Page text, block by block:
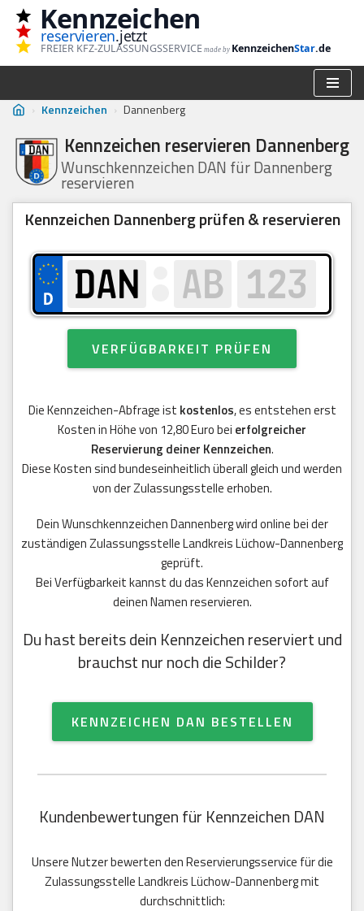
Zum
Inhalt
Kennzeichen
reservieren.jetzt
FREIER KFZ-ZULASSUNGSSERVICE made by KennzeichenStar.de
› Kennzeichen › Dannenberg
Kennzeichen reservieren Dannenberg
Wunschkennzeichen DAN für Dannenberg
reservieren
Kennzeichen Dannenberg prüfen & reservieren
VERFÜGBARKEIT PRÜFEN
Die Kennzeichen-Abfrage ist kostenlos, es entstehen erst
Kosten in Höhe von 12,80 Euro bei erfolgreicher
Reservierung deiner Kennzeichen.
Diese Kosten sind bundeseinheitlich überall gleich und werden
von der Zulassungsstelle erhoben.
Dein Wunschkennzeichen Dannenberg wird online bei der
zuständigen Zulassungsstelle Landkreis Lüchow-Dannenberg
geprüft.
Bei Verfügbarkeit kannst du das Kennzeichen sofort auf
deinen Namen reservieren.
Du hast bereits dein Kennzeichen reserviert und
brauchst nur noch die Schilder?
KENNZEICHEN DAN BESTELLEN
Kundenbewertungen für Kennzeichen DAN
Unsere Nutzer bewerten den Reservierungsservice für die
Zulassungsstelle Landkreis Lüchow-Dannenberg mit
durchschnittlich: